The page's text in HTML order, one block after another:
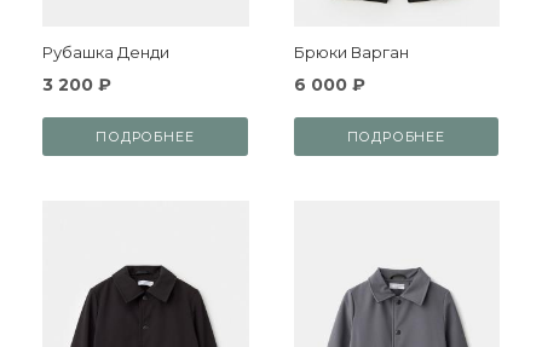
Рубашка Денди
3 200 ₽
ПОДРОБНЕЕ
Брюки Варган
6 000 ₽
ПОДРОБНЕЕ